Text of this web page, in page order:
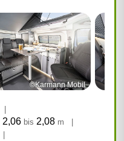
©Karmann Mobil
|
2,06 bis 2,08 m